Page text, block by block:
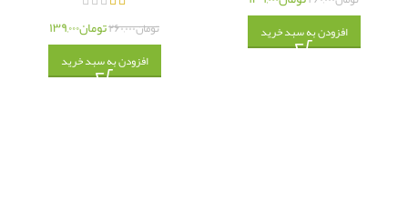
افزودن به سبد خرید تومان۲۶۰,۰۰۰تومان۱۳۹,۰۰۰
افزودن به سبد خرید